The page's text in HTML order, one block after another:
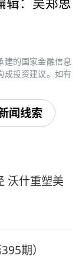
建的国家金融信息
成投资建议。如有
闻线索
沃什重塑美
期）